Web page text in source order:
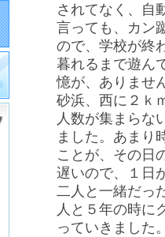
されてなく、自
言っても、カン
ので、学校が終
暮れるまで遊ん
憶が、ありませ
砂浜、西に２ｋ
人数が集まらな
ました。あまり
ことが、その日
遅いので、１日
二人と一緒だっ
人と５年の時に
っていきました